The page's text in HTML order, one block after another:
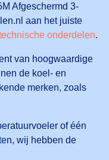
Afgeschermd 3-
aan het juiste
onderdelen.
van hoogwaardige
de koel- en
merken, zoals
of één
wij hebben de